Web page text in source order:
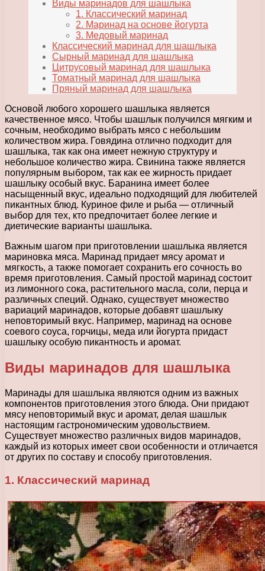
Виды маринадов для шашлыка
1. Классический маринад
2. Маринад на основе йогурта
3. Медовый маринад
Классический маринад для шашлыка
Сырный маринад для шашлыка
Цитрусовый маринад для шашлыка
Томатный маринад для шашлыка
Пряный маринад для шашлыка
Основой любого хорошего шашлыка является
качественное мясо. Чтобы шашлык получился мягким и
сочным, необходимо выбрать мясо с небольшим
количеством жира. Говядина отлично подходит для
шашлыка, так как она имеет нежную структуру и
небольшое количество жира. Свинина также является
популярным выбором, так как ее жирность придает
шашлыку особый вкус. Баранина имеет более
насыщенный вкус, идеально подходящий для любителей
пикантных блюд. Куриное филе и рыба — отличный
выбор для тех, кто предпочитает более легкие и
диетические варианты шашлыка.
Важным шагом при приготовлении шашлыка является
мариновка мяса. Маринад придает мясу аромат и
мягкость, а также помогает сохранить его сочность во
время приготовления. Самый простой маринад состоит
из лимонного сока, растительного масла, соли, перца и
различных специй. Однако, существует множество
вариаций маринадов, которые добавят шашлыку
неповторимый вкус. Например, маринад на основе
соевого соуса, горчицы, меда или йогурта придаст
шашлыку особую пикантность и аромат.
Виды маринадов для шашлыка
Маринады для шашлыка являются одним из важных
компонентов приготовления этого блюда. Они придают
мясу неповторимый вкус и аромат, делая шашлык
настоящим гастрономическим удовольствием.
Существует множество различных видов маринадов,
каждый из которых имеет свои особенности и отличается
от других по составу и способу приготовления.
1. Классический маринад